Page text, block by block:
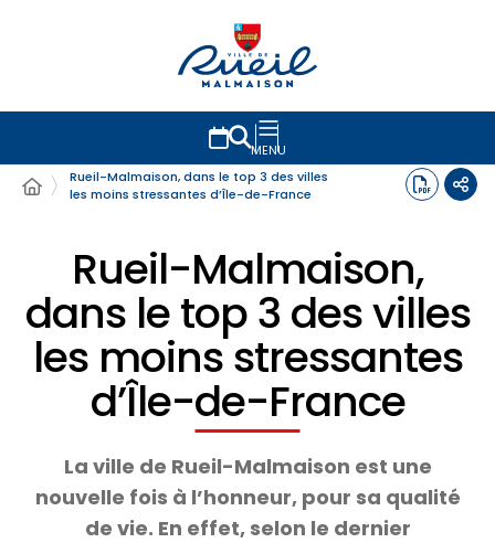
MENU
Rueil-Malmaison, dans le top 3 des villes
les moins stressantes d’Île-de-France
Rueil-Malmaison,
dans le top 3 des villes
les moins stressantes
d’Île-de-France
La ville de Rueil-Malmaison est une
nouvelle fois à l’honneur, pour sa qualité
de vie. En effet, selon le dernier